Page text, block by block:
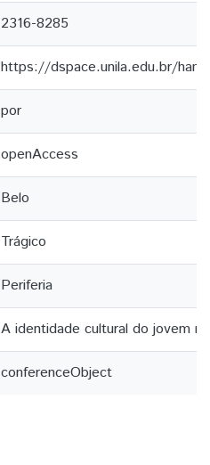
2316-8285
https://dspace.unila.edu.br/
por
openAccess
Belo
Trágico
Periferia
A identidade cultural do jovem
conferenceObject